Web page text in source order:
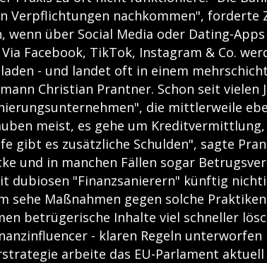
Verpflichtungen nachkommen", forderte
über Social Media oder Dating-Apps
Facebook, TikTok, Instagram & Co.
- und landet oft in einem
Christian Prantner. Schon seit vielen
die mittlerweile
meist, es gehe um
gibt es zusätzliche Schulden", sagte
und in manchen Fällen sogar
dubiosen "Finanzsanierern" künftig
sehe Maßnahmen gegen solche
betrügerische Inhalte viel schneller
- klaren Regeln unterworfen
arbeite das EU-Parlament aktuell